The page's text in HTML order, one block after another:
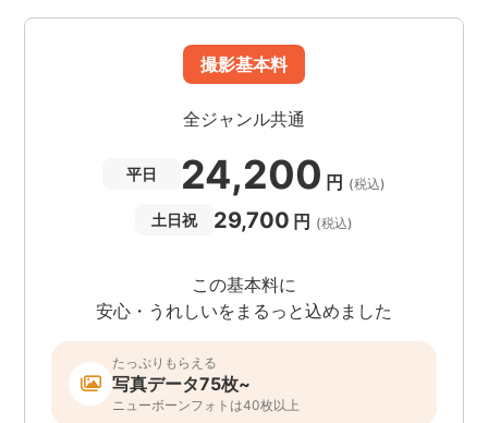
撮影基本料
全ジャンル共通
平日 24,200 円 (税込)
土日祝 29,700 円 (税込)
この基本料に
安心・うれしいをまるっと込めました
たっぷりもらえる
写真データ75枚~
ニューボーンフォトは40枚以上